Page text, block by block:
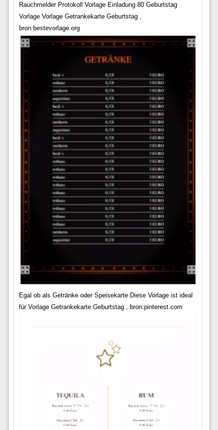
Rauchmelder Protokoll Vorlage Einladung 80 Geburtstag
Vorlage Vorlage Getrankekarte Geburtstag ,
bron:bestevorlage.org
Egal ob als Getränke oder Speisekarte Diese Vorlage ist ideal
für Vorlage Getrankekarte Geburtstag , bron:pinterest.com